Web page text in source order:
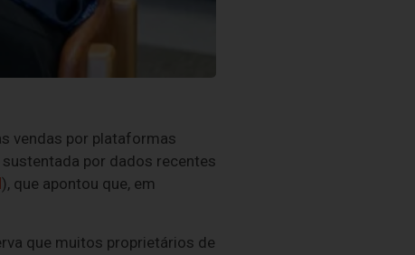
vendas por plataformas
por dados recentes
), que apontou que, em
que muitos proprietários de